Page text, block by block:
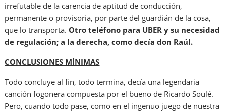
irrefutable de la carencia de aptitud de conducción,
permanente o provisoria, por parte del guardián de la cosa,
que lo transporta. Otro teléfono para UBER y su necesidad
de regulación; a la derecha, como decía don Raúl.
CONCLUSIONES MÍNIMAS
Todo concluye al fin, todo termina, decía una legendaria
canción fogonera compuesta por el bueno de Ricardo Soulé.
Pero, cuando todo pase, como en el ingenuo juego de nuestra